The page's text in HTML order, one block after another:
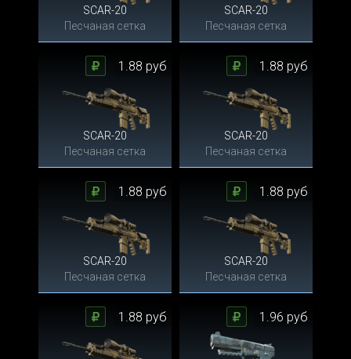
SCAR-20
Песчаная сетка
SCAR-20
Песчаная сетка
SCAR-20
Песчаная сетка
1.88 руб
SCAR-20
Песчаная сетка
1.88 руб
SCAR-20
Песчаная сетка
1.88 руб
SCAR-20
Песчаная сетка
1.88 руб
1.88 руб 1.96 руб